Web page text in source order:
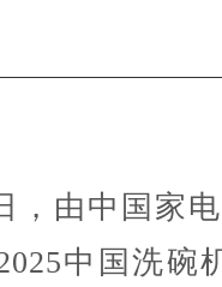
由中国家电
中国洗碗